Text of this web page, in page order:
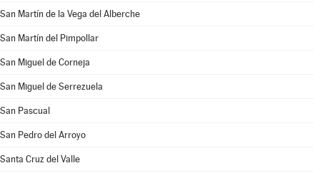
San Martín de la Vega del Alberche
San Martín del Pimpollar
San Miguel de Corneja
San Miguel de Serrezuela
San Pascual
San Pedro del Arroyo
Santa Cruz del Valle